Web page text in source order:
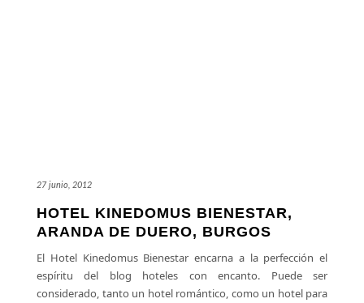
27 junio, 2012
HOTEL KINEDOMUS BIENESTAR,
ARANDA DE DUERO, BURGOS
El Hotel Kinedomus Bienestar encarna a la perfección el
espíritu del blog hoteles con encanto. Puede ser
considerado, tanto un hotel romántico, como un hotel para